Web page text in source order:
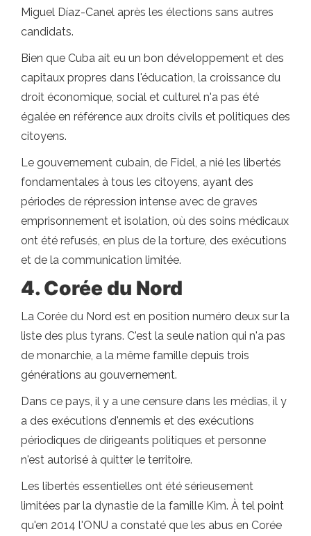
Miguel Díaz-Canel après les élections sans autres
candidats.
Bien que Cuba ait eu un bon développement et des
capitaux propres dans l'éducation, la croissance du
droit économique, social et culturel n'a pas été
égalée en référence aux droits civils et politiques des
citoyens.
Le gouvernement cubain, de Fidel, a nié les libertés
fondamentales à tous les citoyens, ayant des
périodes de répression intense avec de graves
emprisonnement et isolation, où des soins médicaux
ont été refusés, en plus de la torture, des exécutions
et de la communication limitée.
4. Corée du Nord
La Corée du Nord est en position numéro deux sur la
liste des plus tyrans. C'est la seule nation qui n'a pas
de monarchie, a la même famille depuis trois
générations au gouvernement.
Dans ce pays, il y a une censure dans les médias, il y
a des exécutions d'ennemis et des exécutions
périodiques de dirigeants politiques et personne
n'est autorisé à quitter le territoire.
Les libertés essentielles ont été sérieusement
limitées par la dynastie de la famille Kim. À tel point
qu'en 2014 l'ONU a constaté que les abus en Corée